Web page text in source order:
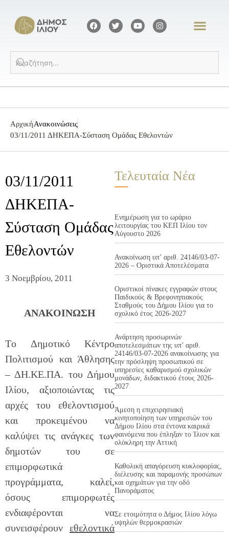
ΑρχικήΑνακοινώσεις
03/11/2011 ΔΗΚΕΠΑ-Σύσταση Ομάδας Εθελοντών
03/11/2011
ΔΗΚΕΠΑ-
Σύσταση Ομάδας
Εθελοντών
3 Νοεμβρίου, 2011
ΑΝΑΚΟΙΝΩΣΗ
Tο Δημοτικό Κέντρο
Πολιτισμού και Άθλησης
– ΔΗ.ΚΕ.ΠΑ. του Δήμου
Ιλίου, αξιοποιώντας τις
αρχές του εθελοντισμού
και προκειμένου να
καλύψει τις ανάγκες των
δημοτών του σε
επιμορφωτικά
προγράμματα, καλεί,
όσους επιμορφωτές
ενδιαφέρονται να
συνεισφέρουν εθελοντικά
Τελευταία Νέα
Ενημέρωση για το ωράριο
λειτουργίας του ΚΕΠ Ιλίου τον
Αύγουστο 2026
Ανακοίνωση υπ’ αριθ. 24146/03-07-
2026 – Οριστικά Αποτελέσματα
Οριστικοί πίνακες εγγραφών στους
Παιδικούς & Βρεφονηπιακούς
Σταθμούς του Δήμου Ιλίου για το
σχολικό έτος 2026-2027
Ανάρτηση προσωρινών
αποτελεσμάτων της υπ’ αριθ.
24146/03-07-2026 ανακοίνωσης για
την πρόσληψη προσωπικού σε
υπηρεσίες καθαρισμού σχολικών
μονάδων, διδακτικού έτους 2026-
2027
Άμεση η επιχειρησιακή
κινητοποίηση των υπηρεσιών του
Δήμου Ιλίου στα έντονα καιρικά
φαινόμενα που έπληξαν το Ίλιον και
ολόκληρη την Αττική
Καθολική απαγόρευση κυκλοφορίας,
διέλευσης και παραμονής προσώπων
και οχημάτων για την οδό
Πανοράματος
Σε ετοιμότητα ο Δήμος Ιλίου λόγω
υψηλών θερμοκρασιών